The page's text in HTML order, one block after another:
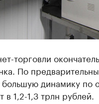
торговли
По
большую динамику по
в 1,2-1,3 трлн рублей.